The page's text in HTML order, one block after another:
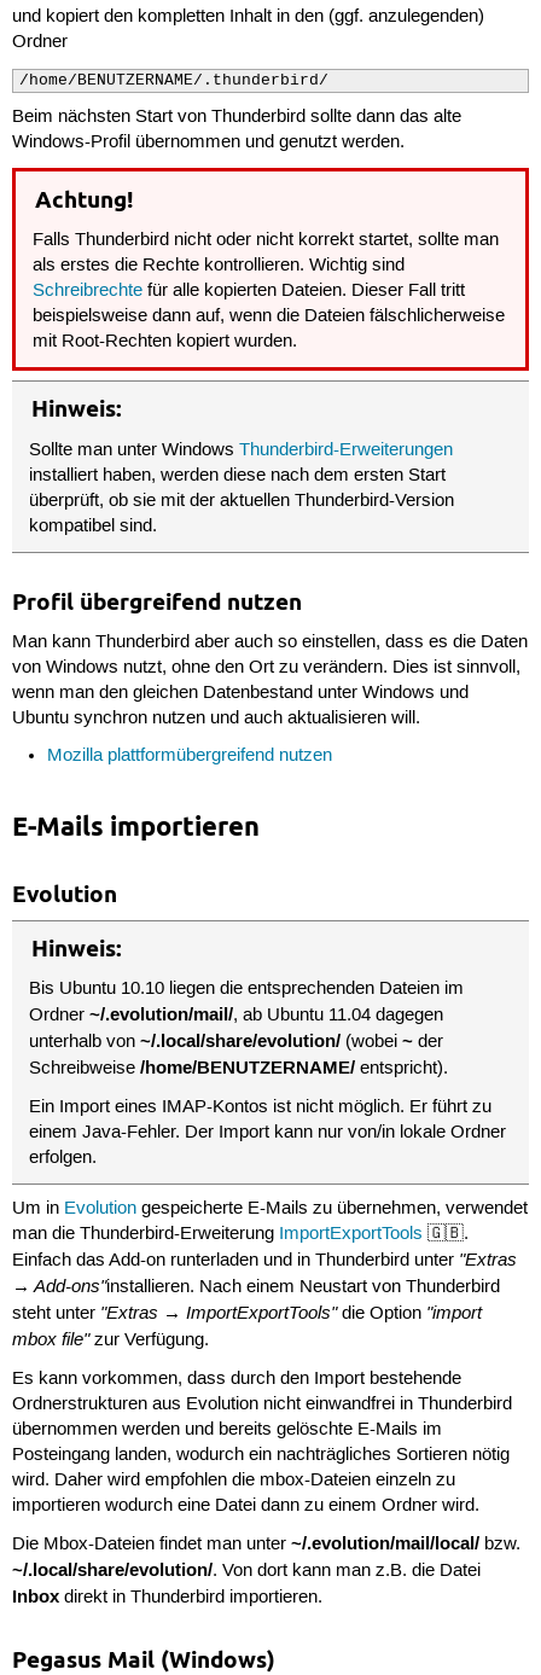
und kopiert den kompletten Inhalt in den (ggf. anzulegenden)
Ordner
/home/BENUTZERNAME/.thunderbird/
Beim nächsten Start von Thunderbird sollte dann das alte
Windows-Profil übernommen und genutzt werden.
Achtung!
Falls Thunderbird nicht oder nicht korrekt startet, sollte man
als erstes die Rechte kontrollieren. Wichtig sind
Schreibrechte für alle kopierten Dateien. Dieser Fall tritt
beispielsweise dann auf, wenn die Dateien fälschlicherweise
mit Root-Rechten kopiert wurden.
Hinweis:
Sollte man unter WindowsThunderbird-Erweiterungen
installiert haben, werden diese nach dem ersten Start
überprüft, ob sie mit der aktuellen Thunderbird-Version
kompatibel sind.
Profil übergreifend nutzen
Man kann Thunderbird aber auch so einstellen, dass es die Daten
von Windows nutzt, ohne den Ort zu verändern. Dies ist sinnvoll,
wenn man den gleichen Datenbestand unter Windows und
Ubuntu synchron nutzen und auch aktualisieren will.
Mozilla plattformübergreifend nutzen
E-Mails importieren
Evolution
Hinweis:
Bis Ubuntu 10.10 liegen die entsprechenden Dateien im
Ordner~/.evolution/mail/, ab Ubuntu 11.04 dagegen
unterhalb von~/.local/share/evolution/ (wobei~ der
Schreibweise/home/BENUTZERNAME/ entspricht).
Ein Import eines IMAP-Kontos ist nicht möglich. Er führt zu
einem Java-Fehler. Der Import kann nur von/in lokale Ordner
erfolgen.
Um in Evolutiongespeicherte E-Mails zu übernehmen, verwendet
man die Thunderbird-Erweiterung ImportExportTools 🇬🇧.
Einfach das Add-on runterladen und in Thunderbird unter "Extras
→ Add-ons"installieren. Nach einem Neustart von Thunderbird
steht unter "Extras → ImportExportTools"die Option "import
mbox file"zur Verfügung.
Es kann vorkommen, dass durch den Import bestehende
Ordnerstrukturen aus Evolution nicht einwandfrei in Thunderbird
übernommen werden und bereits gelöschte E-Mails im
Posteingang landen, wodurch ein nachträgliches Sortieren nötig
wird. Daher wird empfohlen die mbox-Dateien einzeln zu
importieren wodurch eine Datei dann zu einem Ordner wird.
Die Mbox-Dateien findet man unter ~/.evolution/mail/local/bzw.
~/.local/share/evolution/. Von dort kann man z.B. die Datei
Inboxdirekt in Thunderbird importieren.
Pegasus Mail (Windows)